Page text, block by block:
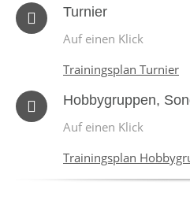
Turnier
Auf einen Klick
Trainingsplan Turnier
Hobbygruppen,
Auf einen Klick
Trainingsplan